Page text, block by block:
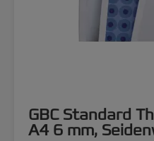
GBC Standard
A4 6 mm,